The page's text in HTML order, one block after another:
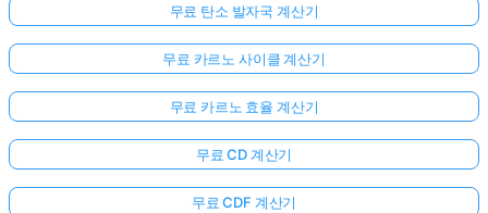
무료 탄소 발자국 계산기
무료 카르노 사이클 계산기
무료 카르노 효율 계산기
무료 CD 계산기
무료 CDF 계산기